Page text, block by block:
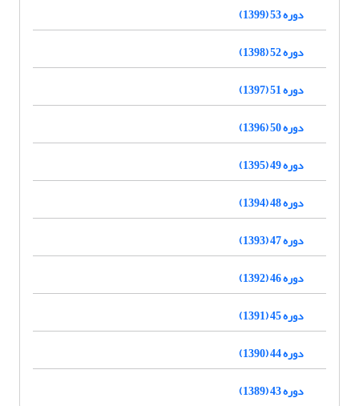
دوره 53 (1399)
دوره 52 (1398)
دوره 51 (1397)
دوره 50 (1396)
دوره 49 (1395)
دوره 48 (1394)
دوره 47 (1393)
دوره 46 (1392)
دوره 45 (1391)
دوره 44 (1390)
دوره 43 (1389)